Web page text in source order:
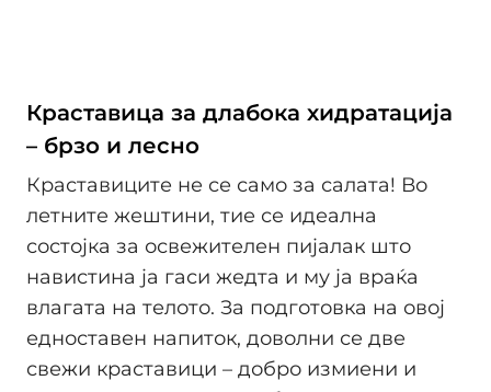
Краставица за длабока хидратација
– брзо и лесно
Краставиците не се само за салата! Во
летните жештини, тие се идеална
состојка за освежителен пијалак што
навистина ја гаси жедта и му ја враќа
влагата на телото. За подготовка на овој
едноставен напиток, доволни се две
свежи краставици – добро измиени и